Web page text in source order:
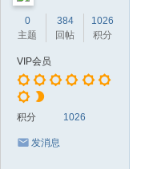
0
主题
384
回帖
1026
积分
VIP会员
积分 1026
发消息